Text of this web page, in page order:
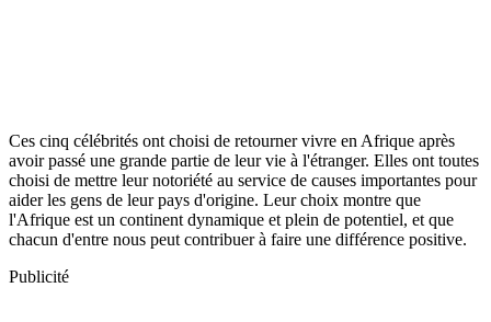
Ces cinq célébrités ont choisi de retourner vivre en Afrique après
avoir passé une grande partie de leur vie à l'étranger. Elles ont toutes
choisi de mettre leur notoriété au service de causes importantes pour
aider les gens de leur pays d'origine. Leur choix montre que
l'Afrique est un continent dynamique et plein de potentiel, et que
chacun d'entre nous peut contribuer à faire une différence positive.
Publicité